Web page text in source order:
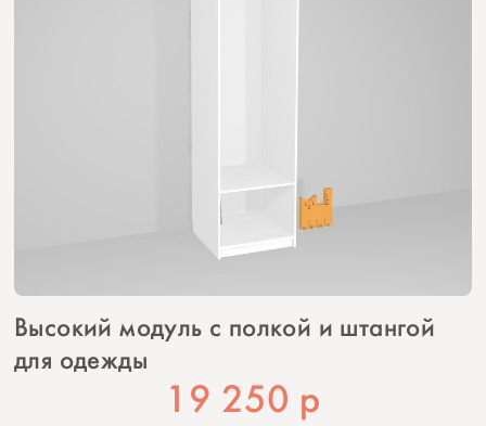
Высокий модуль с полкой и штангой
для одежды
19 250 р